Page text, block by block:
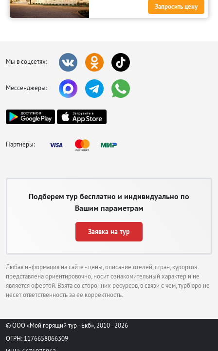
Запросить цену
Мы в соцсетях:
Мессенджеры:
Партнеры:
Подберем тур бесплатно и индивидуально по
Вашим параметрам
Заявка на тур
Любая информация на сайте - цены, описание отелей, стран, курортов
представлена ориентировочно, носит ознакомительный характер и не
является офертой. Взята со сторонних ресурсов, в связи с чем, турбюро не
несет ответственность за ее корректность.
© ООО «Мой горящий тур - Екб», 2010 - 2026
ОГРН: 1176658066309